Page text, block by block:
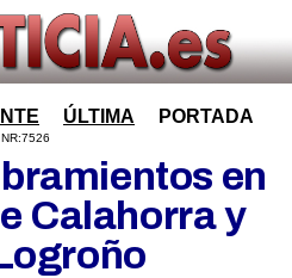
ÚLTIMA PORTADA
NR:7526
en
Calahorra y